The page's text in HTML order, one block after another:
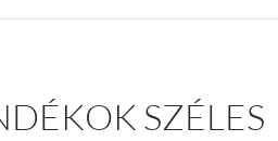
SZÉLES